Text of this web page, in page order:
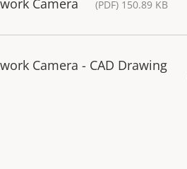
Camera (PDF) 150.89 KB
Camera - CAD Drawing